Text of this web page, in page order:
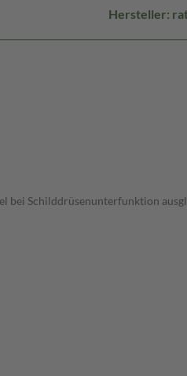
Hersteller:
bei Schilddrüsenunterfunktion